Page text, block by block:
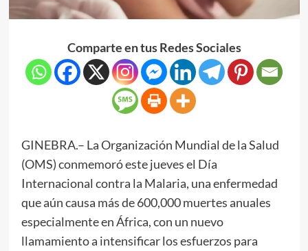
Comparte en tus Redes Sociales
GINEBRA.– La Organización Mundial de la Salud
(OMS) conmemoró este jueves el Día
Internacional contra la Malaria, una enfermedad
que aún causa más de 600,000 muertes anuales
especialmente en África, con un nuevo
llamamiento a intensificar los esfuerzos para